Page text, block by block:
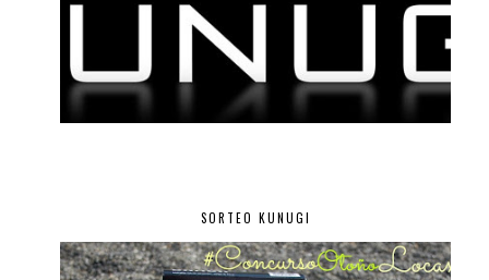
SORTEO KUNUGI